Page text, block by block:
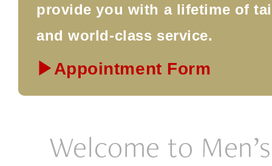
provide you with a lifetime of
and world-class service.
▶Appointment Form
Welcome to